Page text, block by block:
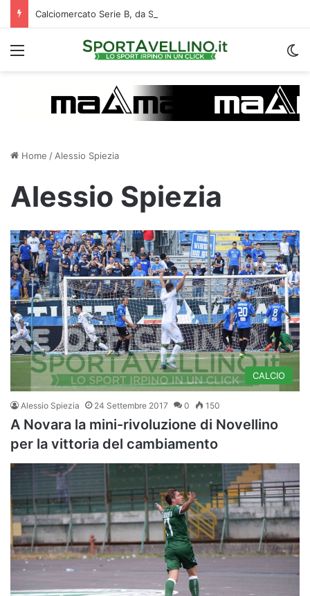
Menu
Home / Alessio Spiezia
Alessio Spiezia
CALCIO
Alessio Spiezia 24 Settembre 2017 0 150
A Novara la mini-rivoluzione di Novellino
per la vittoria del cambiamento